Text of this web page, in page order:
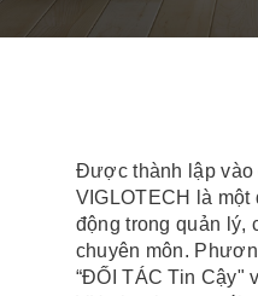
Được thành lập vào
VIGLOTECH là
động trong quản lý,
chuyên môn.
“ĐỐI TÁC Tin Cậy"